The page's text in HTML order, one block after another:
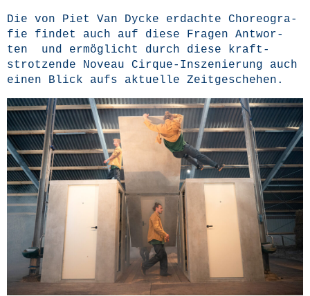
Die von Piet Van Dycke erdach­te Cho­reo­gra­
fie fin­det auch auf die­se Fra­gen Ant­wor­
ten und ermög­licht durch die­se kraft­
strot­zen­de Noveau Cir­que-Insze­nie­rung auch
einen Blick aufs aktu­el­le Zeitgeschehen.